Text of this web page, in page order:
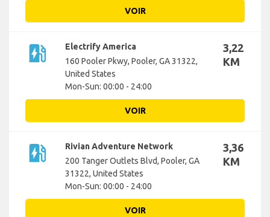
VOIR
ev_station
Electrify America
160 Pooler Pkwy, Pooler, GA 31322,
United States
Mon-Sun: 00:00 - 24:00
3,22
KM
VOIR
ev_station
Rivian Adventure Network
200 Tanger Outlets Blvd, Pooler, GA
31322, United States
Mon-Sun: 00:00 - 24:00
3,36
KM
VOIR